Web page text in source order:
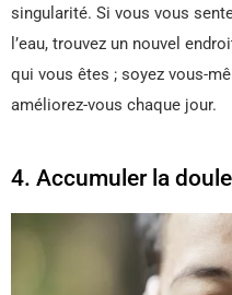
singularité. Si vous vous
l’eau, trouvez un nouvel
qui vous êtes ; soyez vous-
améliorez-vous chaque jour.
4. Accumuler la